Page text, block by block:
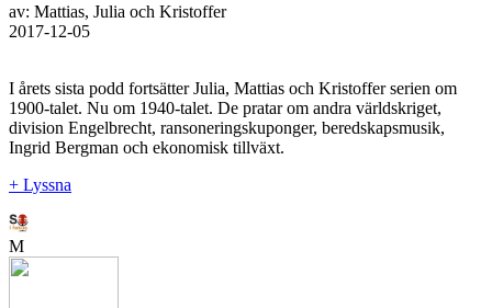
av: Mattias, Julia och Kristoffer
2017-12-05
I årets sista podd fortsätter Julia, Mattias och Kristoffer serien om
1900-talet. Nu om 1940-talet. De pratar om andra världskriget,
division Engelbrecht, ransoneringskuponger, beredskapsmusik,
Ingrid Bergman och ekonomisk tillväxt.
+ Lyssna
M